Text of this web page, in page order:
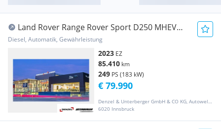
Land Rover Range Rover Sport D250 MHEV
AWD Dynamic SE Aut.
Diesel, Automatik, Gewährleistung
2023 EZ
85.410 km
249 PS (183 kW)
Denzel & Unterberger GmbH & CO KG, Autowelt Innsbruck
6020 Innsbruck
€ 79.990